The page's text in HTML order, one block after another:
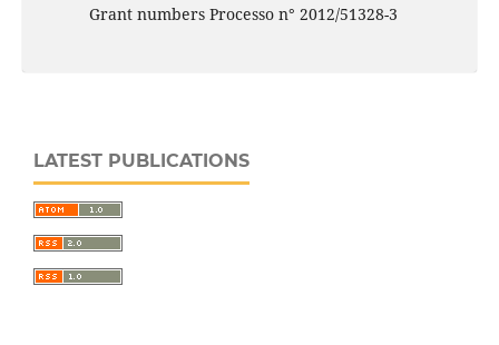
Grant numbers Processo n° 2012/51328-3
LATEST PUBLICATIONS